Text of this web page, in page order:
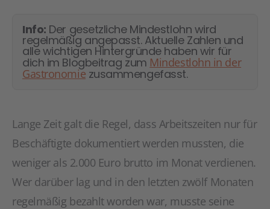
Info: Der gesetzliche Mindestlohn wird
regelmäßig angepasst. Aktuelle Zahlen und
alle wichtigen Hintergründe haben wir für
dich im Blogbeitrag zum Mindestlohn in der
Gastronomie zusammengefasst.
Lange Zeit galt die Regel, dass Arbeitszeiten nur für
Beschäftigte dokumentiert werden mussten, die
weniger als 2.000 Euro brutto im Monat verdienen.
Wer darüber lag und in den letzten zwölf Monaten
regelmäßig bezahlt worden war, musste seine